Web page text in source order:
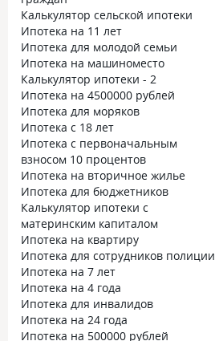
Калькулятор сельской ипотеки
Ипотека на 11 лет
Ипотека для молодой семьи
Ипотека на машиноместо
Калькулятор ипотеки - 2
Ипотека на 4500000 рублей
Ипотека для моряков
Ипотека с 18 лет
Ипотека с первоначальным
взносом 10 процентов
Ипотека на вторичное жилье
Ипотека для бюджетников
Калькулятор ипотеки с
материнским капиталом
Ипотека на квартиру
Ипотека для сотрудников полиции
Ипотека на 7 лет
Ипотека на 4 года
Ипотека для инвалидов
Ипотека на 24 года
Ипотека на 500000 рублей